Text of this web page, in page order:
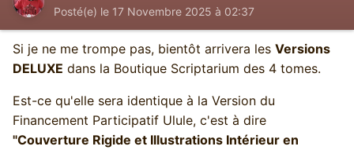
Posté(e) le 17 Novembre 2025 à 02:37
Si je ne me trompe pas, bientôt arrivera les Versions
DELUXE dans la Boutique Scriptarium des 4 tomes.
Est-ce qu'elle sera identique à la Version du
Financement Participatif Ulule, c'est à dire
"Couverture Rigide et Illustrations Intérieur en